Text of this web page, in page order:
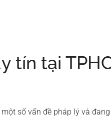
tín tại
số vấn đề pháp lý và